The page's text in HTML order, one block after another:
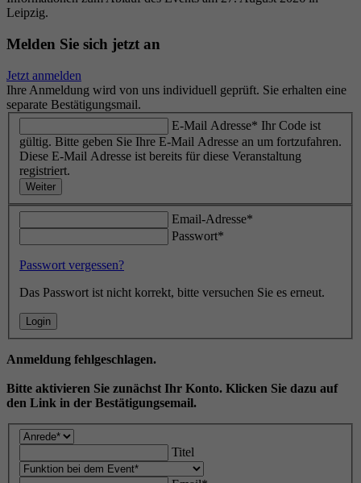
Leipzig.​
Melden Sie sich jetzt an
Jetzt anmelden
Ihre Anmeldung wird von uns individuell geprüft. Sie erhalten eine
separate Bestätigungsmail.
E-Mail Adresse* Ihr Code ist
gültig. Bitte geben Sie Ihre E-Mail Adresse an um fortzufahren.
Diese E-Mail Adresse ist bereits für diese Veranstaltung
registriert.
Weiter
Email-Adresse*
Passwort*
Passwort vergessen?
Das Passwort ist nicht korrekt, bitte versuchen Sie es erneut.
Login
Anmeldung fehlgeschlagen.
Bitte aktivieren Sie zunächst Ihr Konto. Klicken Sie dazu auf
den Link in der Bestätigungsemail.
Titel
gesehen hat, zu behalten.